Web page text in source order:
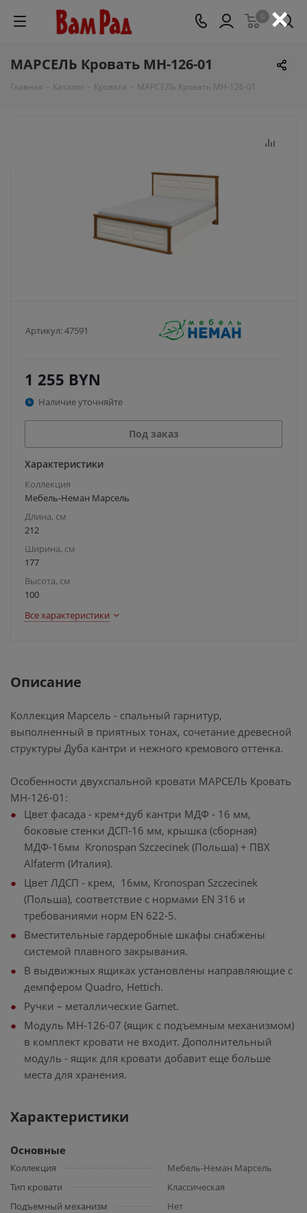
0
МАРСЕЛЬ Кровать МН-126-01
Главная - Каталог - Кровати - МАРСЕЛЬ Кровать МН-126-01
Артикул:47591
1 255 BYN
Наличие уточняйте
Под заказ
Характеристики
Коллекция
Мебель-Неман Марсель
Длина, см
212
Ширина, см
177
Высота, см
100
Все характеристики
Описание
Коллекция Марсель - спальный гарнитур,
выполненный в приятных тонах, сочетание древесной
структуры Дуба кантри и нежного кремового оттенка.
Особенности двухспальной кровати МАРСЕЛЬ Кровать
МН-126-01:
Цвет фасада - крем+дуб кантри МДФ - 16 мм,
боковые стенки ДСП-16 мм, крышка (сборная)
МДФ-16мм Kronospan Szczecinek (Польша) + ПВХ
Alfaterm (Италия).
Цвет ЛДСП - крем, 16мм, Kronospan Szczecinek
(Польша), соответствие с нормами EN 316 и
требованиями норм EN 622-5.
Вместительные гардеробные шкафы снабжены
системой плавного закрывания.
В выдвижных ящиках установлены направляющие с
демпфером Quadro, Hettich.
Ручки – металлические Gamet.
Модуль МН-126-07 (ящик с подъемным механизмом)
в комплект кровати не входит. Дополнительный
модуль - ящик для кровати добавит еще больше
места для хранения.
Характеристики
Основные
Коллекция
Мебель-Неман Марсель
Тип кровати
Классическая
Подъемный механизм
Нет
×